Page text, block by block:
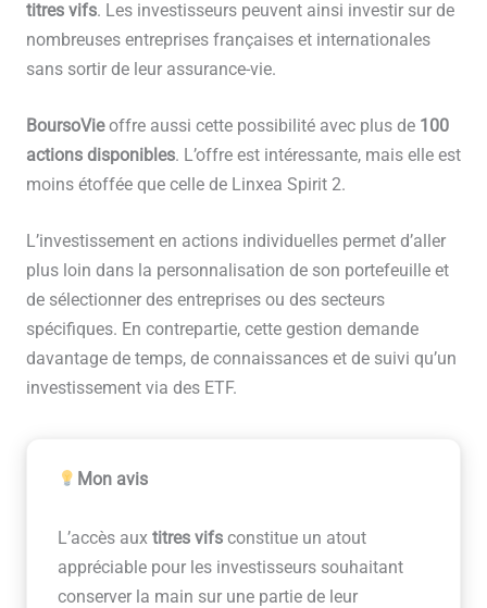
titres vifs. Les investisseurs peuvent ainsi investir sur de
nombreuses entreprises françaises et internationales
sans sortir de leur assurance-vie.
BoursoVieoffre aussi cette possibilité avec plus de 100
actions disponibles. L’offre est intéressante, mais elle est
moins étoffée que celle de Linxea Spirit 2.
L’investissement en actions individuelles permet d’aller
plus loin dans la personnalisation de son portefeuille et
de sélectionner des entreprises ou des secteurs
spécifiques. En contrepartie, cette gestion demande
davantage de temps, de connaissances et de suivi qu’un
investissement via des ETF.
Mon avis
L’accès aux titres vifsconstitue un atout
appréciable pour les investisseurs souhaitant
conserver la main sur une partie de leur